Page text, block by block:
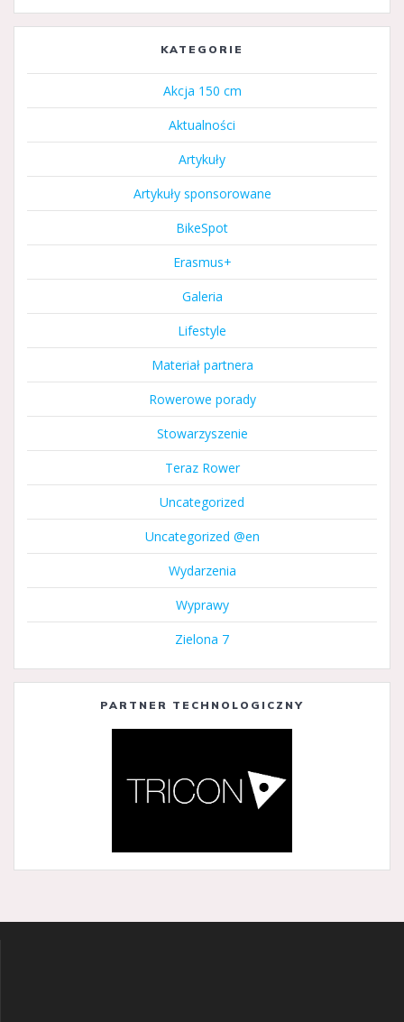
KATEGORIE
Akcja 150 cm
Aktualności
Artykuły
Artykuły sponsorowane
BikeSpot
Erasmus+
Galeria
Lifestyle
Materiał partnera
Rowerowe porady
Stowarzyszenie
Teraz Rower
Uncategorized
Uncategorized @en
Wydarzenia
Wyprawy
Zielona 7
PARTNER TECHNOLOGICZNY